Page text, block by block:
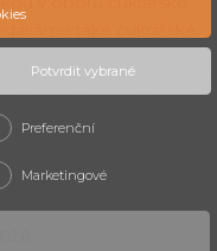
Potvrdit vybrané
Preferenční
Marketingové